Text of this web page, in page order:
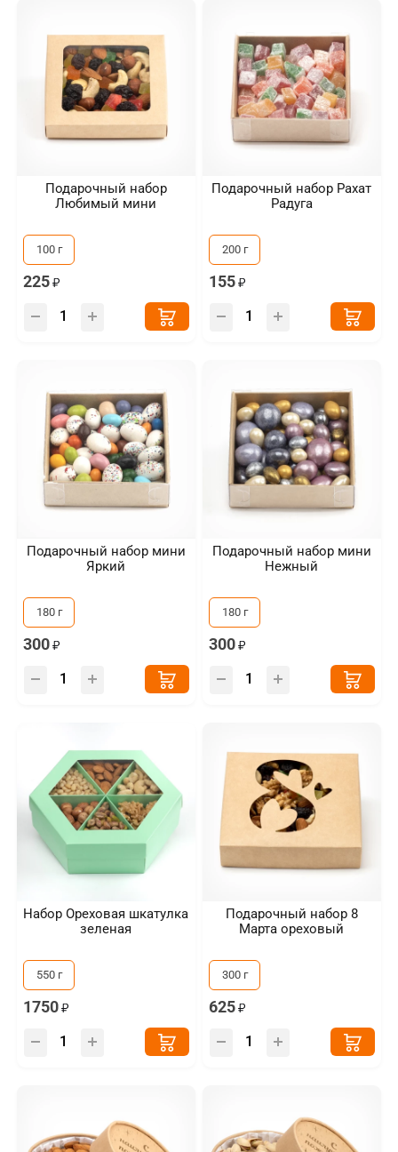
Подарочный набор
Любимый мини
100 г
225
Подарочный набор Рахат
Радуга
200 г
155
Подарочный набор мини
Яркий
180 г
300
Подарочный набор мини
Нежный
180 г
300
Набор Ореховая шкатулка
зеленая
550 г
1750
Подарочный набор 8
Марта ореховый
300 г
625